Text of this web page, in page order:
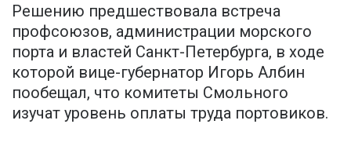
Решению предшествовала встреча
профсоюзов, администрации морского
порта и властей Санкт-Петербурга, в ходе
которой вице-губернатор Игорь Албин
пообещал, что комитеты Смольного
изучат уровень оплаты труда портовиков.